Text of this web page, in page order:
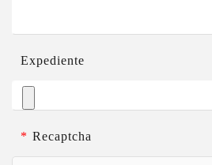
Expediente
* Recaptcha